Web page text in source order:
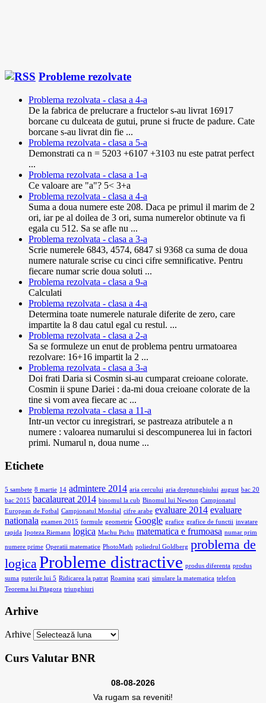
Probleme rezolvate
Problema rezolvata - clasa a 4-a
De la fabrica de prelucrare a fructelor s-au livrat 16917
borcane cu dulceata de gutui, prune si fructe de padure. Cate
borcane s-au livrat din fie ...
Problema rezolvata - clasa a 5-a
Demonstrati ca n = 5203 +6107 +3103 nu este patrat perfect
...
Problema rezolvata - clasa a 1-a
Ce valoare are "a"? 5< 3+a
Problema rezolvata - clasa a 4-a
Suma a doua numere este 208. Daca pe primul il marim de 2
ori, iar pe al doilea de 3 ori, suma numerelor obtinute va fi
egala cu 512. Sa se afle nu ...
Problema rezolvata - clasa a 3-a
Scrie numerele 6843, 4574, 6847 si 9368 ca suma de doua
numere naturale scrise cu cinci cifre semnificative. Pentru
fiecare numar scrie doua soluti ...
Problema rezolvata - clasa a 9-a
Calculati
Problema rezolvata - clasa a 4-a
Determina toate numerele naturale diferite de zero, care
impartite la 8 dau catul egal cu restul. ...
Problema rezolvata - clasa a 2-a
Sa se formuleze un enut de problema pentru urmatoarea
rezolvare: 16+16 impartit la 2 ...
Problema rezolvata - clasa a 3-a
Doi frati Daria si Cosmin si-au cumparat creioane colorate.
Cosmin ii spune Dariei : da-mi doua creioane colorate de la
tine si vom avea fiecare ac ...
Problema rezolvata - clasa a 11-a
Intr-un vector cu inregistrari, se pastreaza atributele a n
numere : valoarea numarului si descompunerea lui in factori
primi. Numarul n, doua nume ...
Etichete
5 sambete 8 martie 14 admintere 2014 aria cercului aria dreptunghiului august bac 20
bac 2015 bacalaureat 2014 binomul la cub Binomul lui Newton Campionatul
European de Fotbal Campionatul Mondial cifre arabe evaluare 2014 evaluare
nationala examen 2015 formule geometrie Google grafice grafice de functii invatare
rapida Ipoteza Riemann logica Machu Pichu matematica e frumoasa numar prim
numere prime Operatii matematice PhotoMath poliedrul Goldberg problema de
logicaProbleme distractive produs diferenta produs
suma puterile lui 5 Ridicarea la patrat Roamina scari simulare la matematica telefon
Teorema lui Pitagora triunghiuri
Arhive
Arhive
Curs Valutar BNR
08-08-2026
Va rugam sa reveniti!